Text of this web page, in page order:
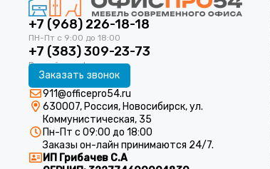
+7 (968) 226-18-18
+7 (383) 309-23-73
Заказать звонок
911@officepro54.ru
630007, Россия, Новосибирск, ул.
Коммунистическая, 35
Пн-Пт с 09:00 до 18:00
Заказы он-лайн принимаются 24/7.
ИП Грибачев С.А